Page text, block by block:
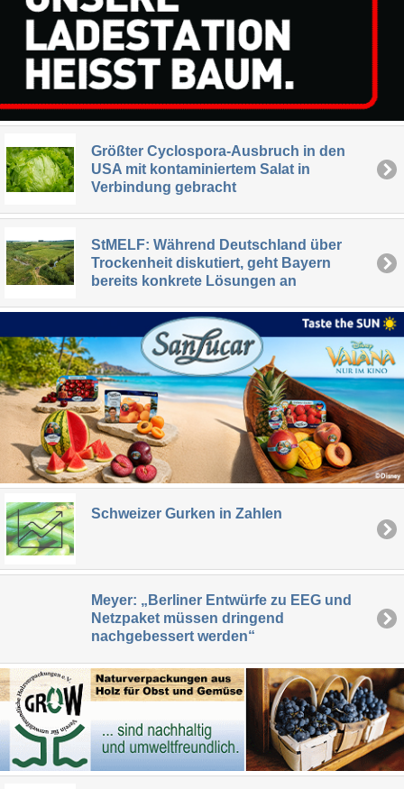
Größter Cyclospora-Ausbruch in den
USA mit kontaminiertem Salat in
Verbindung gebracht
StMELF: Während Deutschland über
Trockenheit diskutiert, geht Bayern
bereits konkrete Lösungen an
Schweizer Gurken in Zahlen
Meyer: „Berliner Entwürfe zu EEG und
Netzpaket müssen dringend
nachgebessert werden“